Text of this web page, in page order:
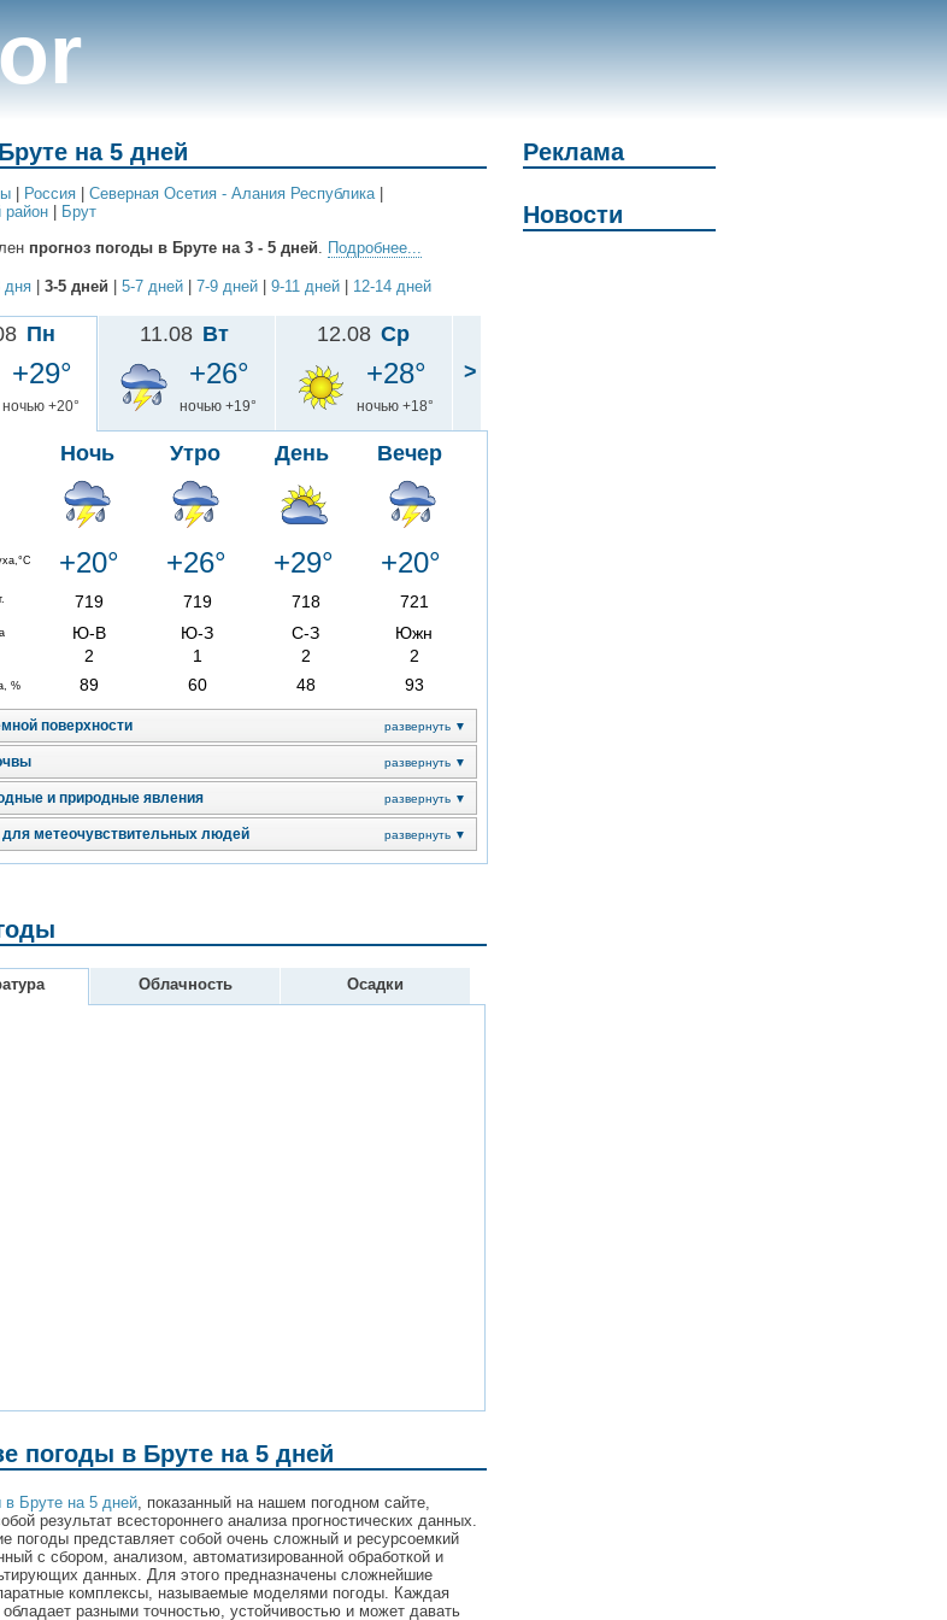
на 5 дней
Россия Северная Осетия - Алания Республика|
район
Брут
прогноз погоды в Бруте на 3 - 5 дней. Подробнее...
дня 3-5 дней 5-7 дней 7-9 дней 9-11 дней 12-14 дней
Пн
+29°
ночью +20°
Ночь Утро День Вечер
+20° +26° +29° +20°
719 719 718 721
Ю-В Ю-З С-З Южн
2 1 2 2
% 89 60 48 93
поверхности развернуть ▼
развернуть ▼
и природные явления развернуть ▼
метеочувствительных людей развернуть ▼
11.08 Вт
+26°
ночью +19°
12.08 Ср
+28°
ночью +18°
>
Облачность Осадки
погоды в Бруте на 5 дней
в Бруте на 5 дней , показанный на нашем погодном сайте,
результат всестороннего анализа прогностических данных.
погоды представляет собой очень сложный и ресурсоемкий
с сбором, анализом, автоматизированной обработкой и
данных. Для этого предназначены сложнейшие
комплексы, называемые моделями погоды. Каждая
разными точностью, устойчивостью и может давать
Реклама
Новости